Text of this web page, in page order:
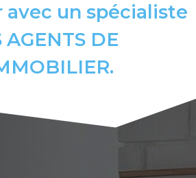
un spécialiste
AGENTS DE